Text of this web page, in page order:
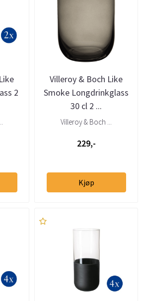
2
Villeroy & Boch Like
Smoke Longdrinkglass
30 cl 2 ...
Villeroy & Boch ...
229,-
Kjøp